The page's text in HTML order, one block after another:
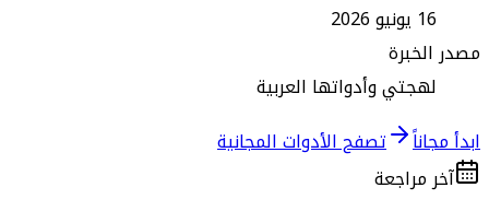
16 يونيو 2026
مصدر الخبرة
لهجتي وأدواتها العربية
ابدأ مجاناً
تصفح الأدوات المجانية
آخر مراجعة